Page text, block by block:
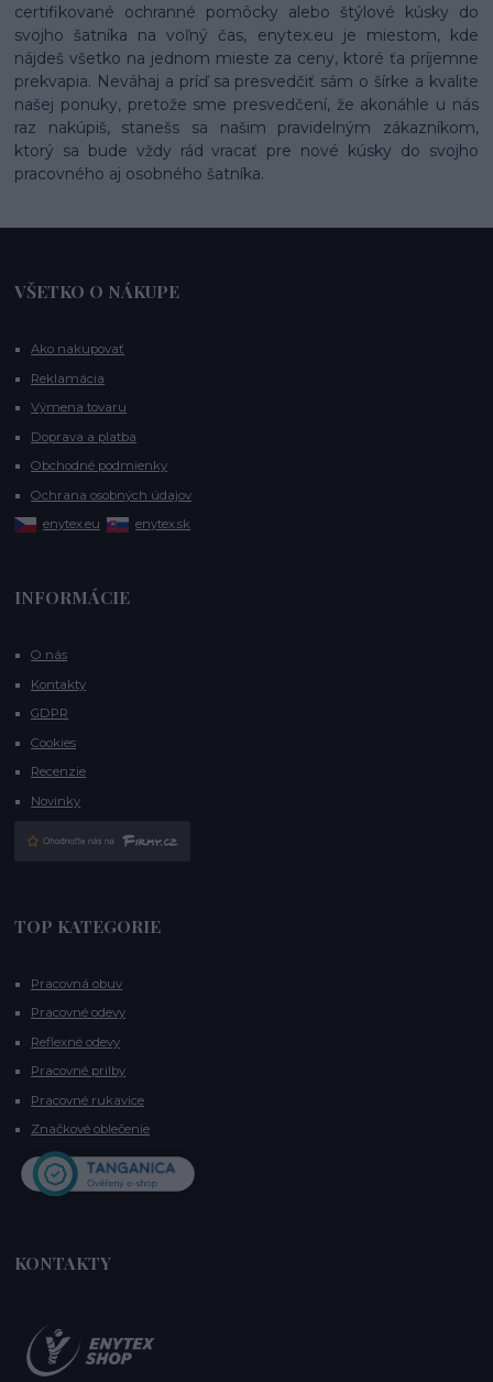
certifikované ochranné pomôcky alebo štýlové kúsky do
svojho šatníka na voľný čas, enytex.eu je miestom, kde
nájdeš všetko na jednom mieste za ceny, ktoré ťa príjemne
prekvapia. Neváhaj a príď sa presvedčiť sám o šírke a kvalite
našej ponuky, pretože sme presvedčení, že akonáhle u nás
raz nakúpiš, stanešs sa našim pravidelným zákazníkom,
ktorý sa bude vždy rád vracať pre nové kúsky do svojho
pracovného aj osobného šatníka.
VŠETKO O NÁKUPE
Ako nakupovať
Reklamácia
Výmena tovaru
Doprava a platba
Obchodné podmienky
Ochrana osobných údajov
enytex.eu
enytex.sk
INFORMÁCIE
O nás
Kontakty
GDPR
Cookies
Recenzie
Novinky
TOP KATEGORIE
Pracovná obuv
Pracovné odevy
Reflexné odevy
Pracovné prilby
Pracovné rukavice
Značkové oblečenie
KONTAKTY